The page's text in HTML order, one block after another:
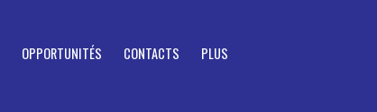
OPPORTUNITÉS CONTACTS PLUS